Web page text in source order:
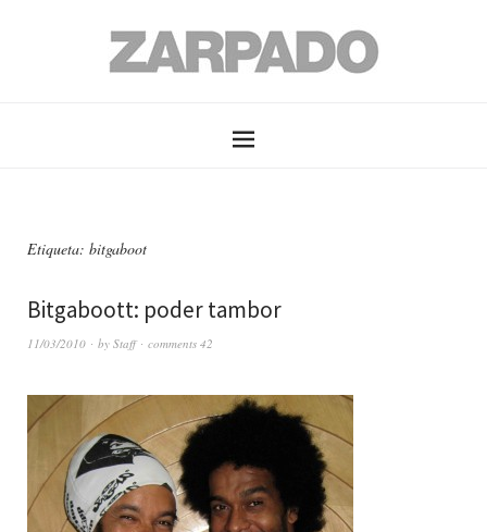
Etiqueta: bitgaboot
Bitgaboott: poder tambor
11/03/2010 by Staff comments 42